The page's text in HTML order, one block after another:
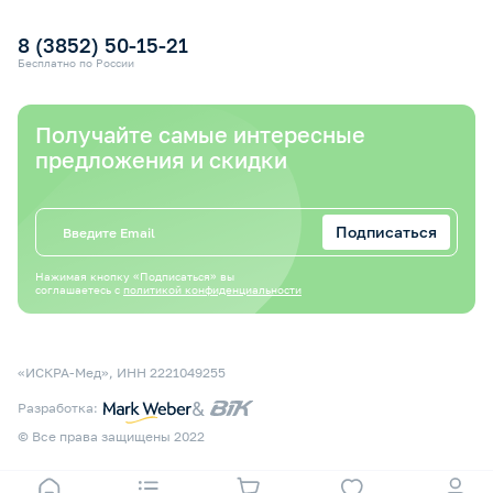
8 (3852) 50-15-21
Бесплатно по России
Получайте самые интересные
предложения и скидки
Подписаться
Нажимая кнопку «Подписаться» вы
соглашаетесь с политикой конфиденциальности
«ИСКРА-Мед», ИНН 2221049255
Разработка: &
© Все права защищены 2022